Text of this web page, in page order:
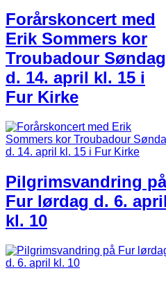
Forårskoncert med
Erik Sommers kor
Troubadour Søndag
d. 14. april kl. 15 i
Fur Kirke
Pilgrimsvandring på
Fur lørdag d. 6. april
kl. 10